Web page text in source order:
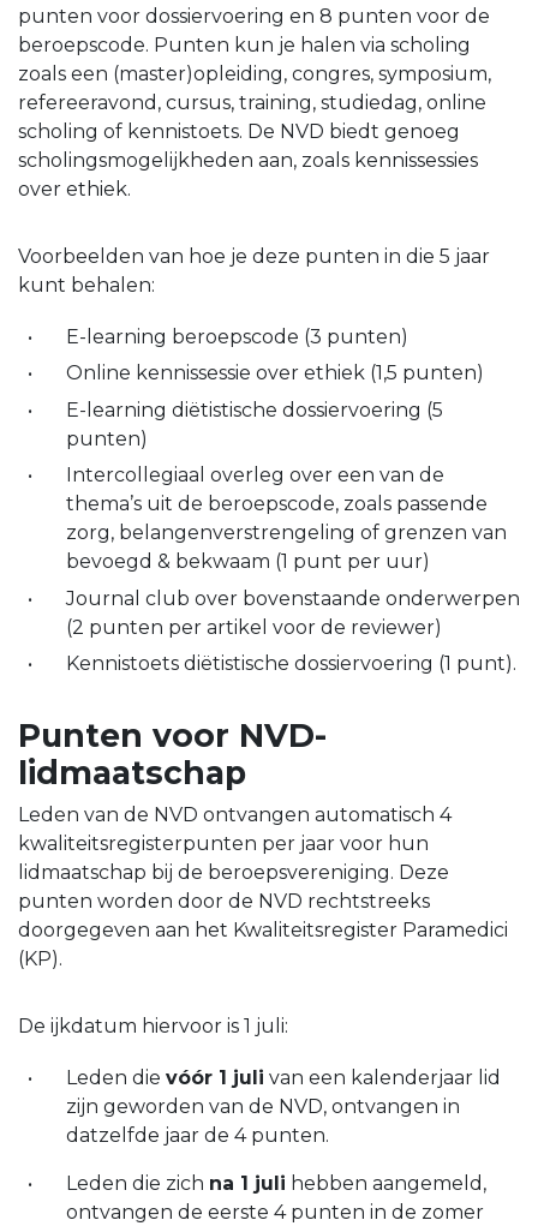
punten voor dossiervoering en 8 punten voor de
beroepscode. Punten kun je halen via scholing
zoals een (master)opleiding, congres, symposium,
refereeravond, cursus, training, studiedag, online
scholing of kennistoets. De NVD biedt genoeg
scholingsmogelijkheden aan, zoals kennissessies
over ethiek.
Voorbeelden van hoe je deze punten in die 5 jaar
kunt behalen:
E-learning beroepscode (3 punten)
Online kennissessie over ethiek (1,5 punten)
E-learning diëtistische dossiervoering (5
punten)
Intercollegiaal overleg over een van de
thema’s uit de beroepscode, zoals passende
zorg, belangenverstrengeling of grenzen van
bevoegd & bekwaam (1 punt per uur)
Journal club over bovenstaande onderwerpen
(2 punten per artikel voor de reviewer)
Kennistoets diëtistische dossiervoering (1 punt).
Punten voor NVD-
lidmaatschap
Leden van de NVD ontvangen automatisch 4
kwaliteitsregisterpunten per jaar voor hun
lidmaatschap bij de beroepsvereniging. Deze
punten worden door de NVD rechtstreeks
doorgegeven aan het Kwaliteitsregister Paramedici
(KP).
De ijkdatum hiervoor is 1 juli:
Leden die vóór 1 juli van een kalenderjaar lid
zijn geworden van de NVD, ontvangen in
datzelfde jaar de 4 punten.
Leden die zich na 1 juli hebben aangemeld,
ontvangen de eerste 4 punten in de zomer